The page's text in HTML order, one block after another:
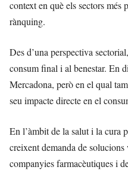
context en què els sectors
rànquing.
Des d’una perspectiva
consum final i al benestar. En
Mercadona, però en el qual
seu impacte directe en el
En l’àmbit de la salut i la cura
creixent demanda de
companyies farmacèutiques i